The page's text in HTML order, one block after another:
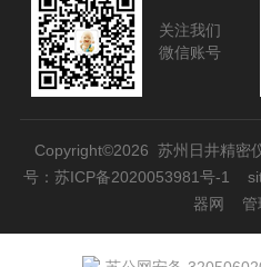
关注我们
微信账号
Copyright©2026 苏州日井精
号：苏ICP备2020053981号-1
器网